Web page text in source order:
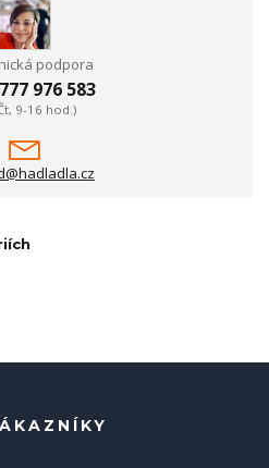
podpora
976 583
9-16 hod.)